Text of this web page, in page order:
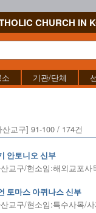
CHURCH IN
기관/단체
산교구] 91-100 / 174건
안토니오 신부
교구/현소임:해외교포사
토마스 아퀴나스 신부
교구/현소임:특수사목/